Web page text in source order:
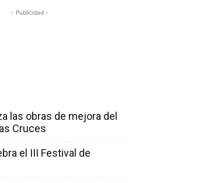
- Publicidad -
las obras de mejora del
Cruces
el III Festival de